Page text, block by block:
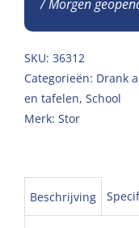
/ Morgen
SKU: 36312
Categorieën: Drank
en tafelen, School
Merk: Stor
Beschrijving